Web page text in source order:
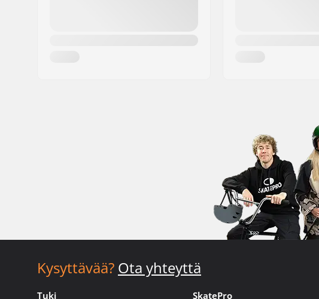
Kysyttävää? Ota yhteyttä
Tuki SkatePro